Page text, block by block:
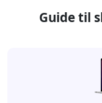
Guide til